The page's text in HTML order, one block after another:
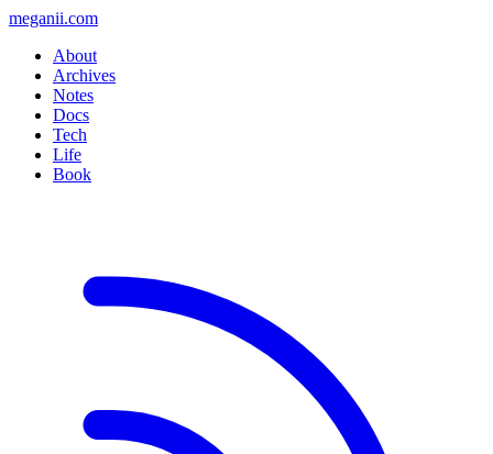
meganii.com
About
Archives
Notes
Docs
Tech
Life
Book